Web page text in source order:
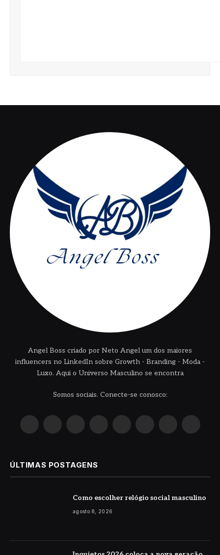
Angel Boss criado por Neto Angel um dos maiores
influencers no LinkedIn sobre Growth - Branding - Moda -
Luxo. Aqui o Universo Masculino se encontra
Somos sociais. Conecte-se conosco:
InstagramPinterestYouTube LinkedIn WhatsAppReddit TikTok
ÚLTIMAS POSTAGENS
Como escolher relógio social masculino
agosto 8, 2026